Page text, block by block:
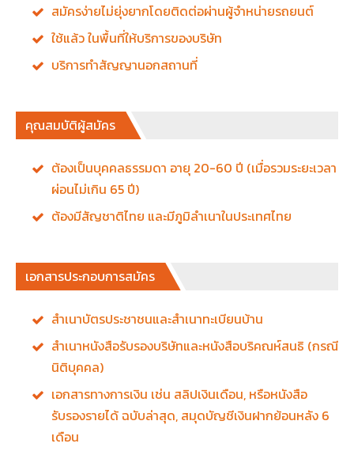
สมัครง่ายไม่ยุ่งยากโดยติดต่อผ่านผู้จำหน่ายรถยนต์
ใช้แล้ว ในพื้นที่ให้บริการของบริษัท
บริการทำสัญญานอกสถานที่
คุณสมบัติผู้สมัคร
ต้องเป็นบุคคลธรรมดา อายุ 20-60 ปี (เมื่อรวมระยะเวลา
ผ่อนไม่เกิน 65 ปี)
ต้องมีสัญชาติไทย และมีภูมิลำเนาในประเทศไทย
เอกสารประกอบการสมัคร
สำเนาบัตรประชาชนและสำเนาทะเบียนบ้าน
สำเนาหนังสือรับรองบริษัทและหนังสือบริคณห์สนธิ (กรณี
นิติบุคคล)
เอกสารทางการเงิน เช่น สลิปเงินเดือน, หรือหนังสือ
รับรองรายได้ ฉบับล่าสุด, สมุดบัญชีเงินฝากย้อนหลัง 6
เดือน